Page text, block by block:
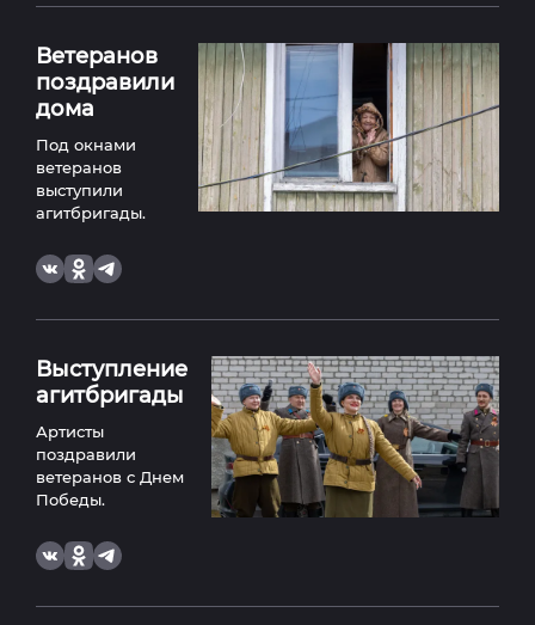
Ветеранов
поздравили
дома
Под окнами
ветеранов
выступили
агитбригады.
Выступление
агитбригады
Артисты
поздравили
ветеранов с Днем
Победы.